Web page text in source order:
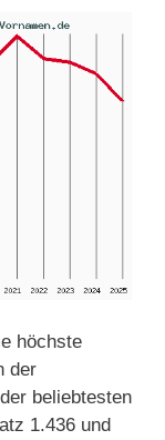
höchste
der
beliebtesten
1.436 und